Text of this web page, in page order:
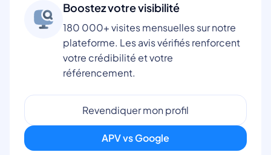
Boostez votre visibilité
180 000+ visites mensuelles sur notre
plateforme. Les avis vérifiés renforcent
votre crédibilité et votre
référencement.
Revendiquer mon profil
APV vs Google